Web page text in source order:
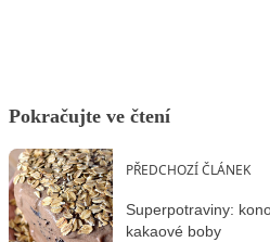
Pokračujte ve čtení
PŘEDCHOZÍ ČLÁNEK
Superpotraviny:
kakaové boby